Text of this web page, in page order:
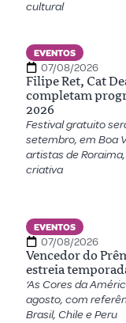
cultural
EVENTOS
07/08/2026
Filipe Ret, Cat
completam
2026
Festival gratuito
setembro, em Boa
artistas de
criativa
EVENTOS
07/08/2026
Vencedor do
estreia
‘As Cores da
agosto, com
Brasil, Chile e Peru